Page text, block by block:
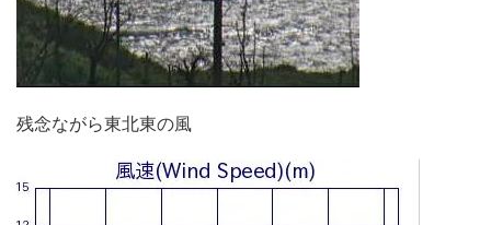
残念ながら東北東の風